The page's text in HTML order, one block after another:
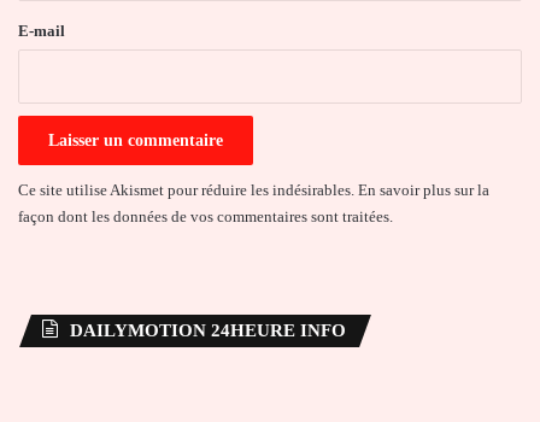
e
E-mail
Ce site utilise Akismet pour réduire les indésirables. En savoir plus sur la
façon dont les données de vos commentaires sont traitées
DAILYMOTION 24HEURE INFO